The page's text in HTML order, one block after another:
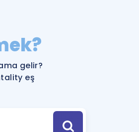
Puan Hesaplama Aracı
Hazırlananlar için Öneriler
Remzi Hoca ile seni sınava
gelir?
eş